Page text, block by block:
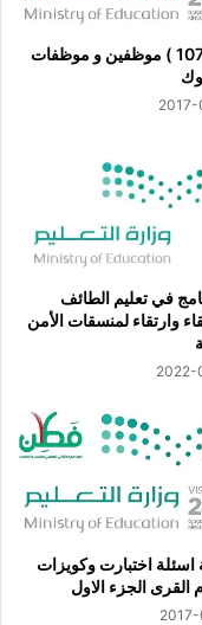
ترقية ( 107 ) موظفين و موظفات
في تعليم الطائف
وارتقاء لمنسقات الأمن
2022-
اختبارت وكويزات
القرى الجزء الاول